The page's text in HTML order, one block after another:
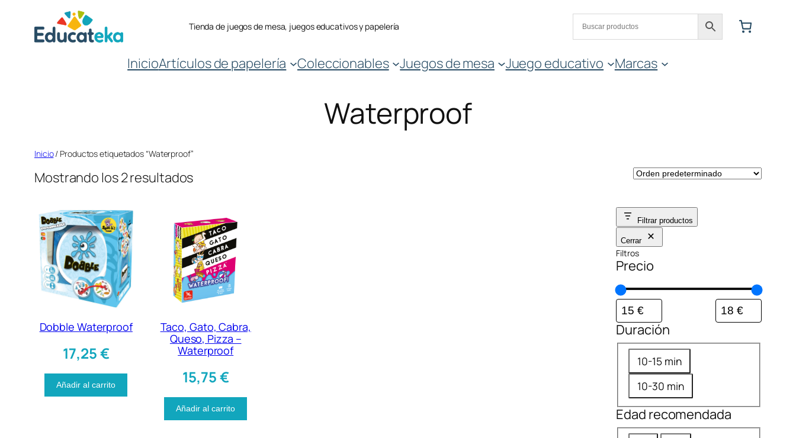
contenido
Tienda de juegos de mesa, juegos educativos y papelería
InicioArtículos de papelería Coleccionables Juegos de mesa Juego educativo Marcas
Waterproof
Inicio/ Productos etiquetados “Waterproof”
Mostrando los 2 resultados
Dobble Waterproof
17,25€
Añadir al carrito
Taco, Gato, Cabra,
Queso, Pizza –
Waterproof
15,75€
Añadir al carrito
Filtrar productos
Cerrar
Filtros
Precio
Duración
u
a
c
10-15 min
10-30 min
Edad recomendada